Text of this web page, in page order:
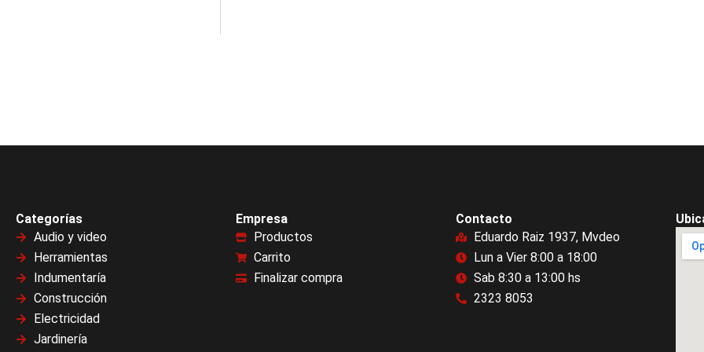
Categorías
Audio y video
Herramientas
Indumentaría
Construcción
Electricidad
Jardinería
Empresa
Productos
Carrito
Finalizar compra
Contacto
Eduardo Raiz 1937, Mvdeo
Lun a Vier 8:00 a 18:00
Sab 8:30 a 13:00 hs
2323 8053